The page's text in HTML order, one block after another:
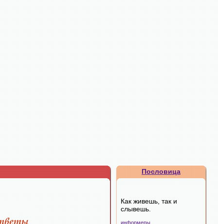
Пословица
Как живешь, так и
слывешь.
информеры